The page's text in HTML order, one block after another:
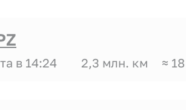
в 14:24 2,3 млн. км ≈